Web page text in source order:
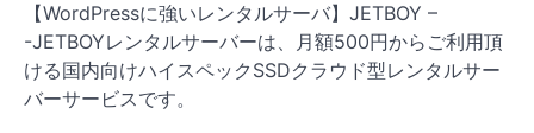
【WordPressに強いレンタルサーバ】JETBOY –
-JETBOYレンタルサーバーは、月額500円からご利用頂
ける国内向けハイスペックSSDクラウド型レンタルサー
バーサービスです。